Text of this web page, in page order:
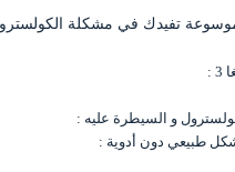
تفيدك في مشكلة